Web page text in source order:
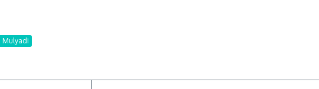
Mulyadi